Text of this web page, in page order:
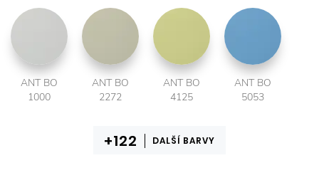
ANT BO
1000
ANT BO
2272
ANT BO
4125
ANT BO
5053
DALŠÍ BARVY